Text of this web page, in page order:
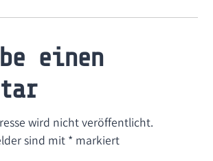
einen
wird nicht veröffentlicht.
sind mit * markiert